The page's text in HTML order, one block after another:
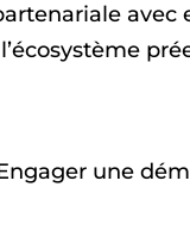
avec
une